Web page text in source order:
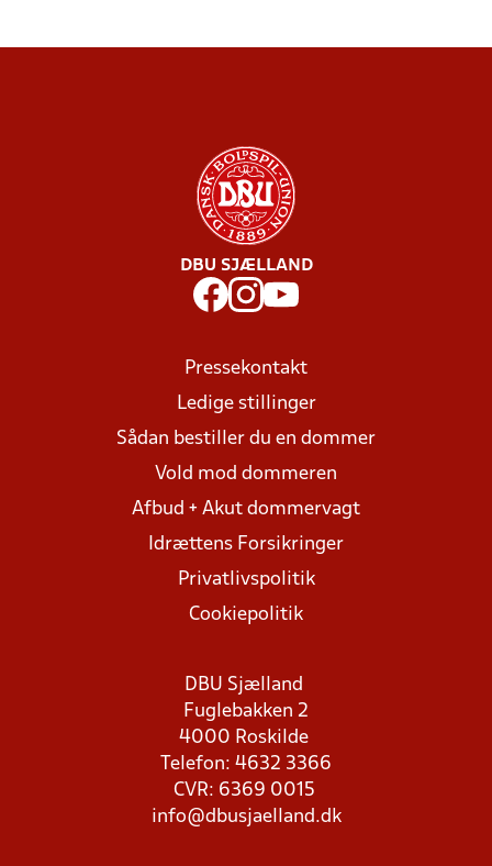
DBU SJÆLLAND
Pressekontakt
Ledige stillinger
Sådan bestiller du en dommer
Vold mod dommeren
Afbud + Akut dommervagt
Idrættens Forsikringer
Privatlivspolitik
Cookiepolitik
DBU Sjælland
Fuglebakken 2
4000 Roskilde
Telefon: 4632 3366
CVR: 6369 0015
info@dbusjaelland.dk